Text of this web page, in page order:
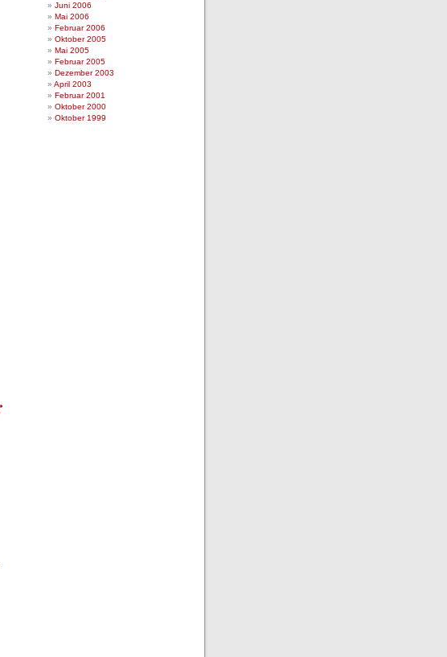
Juni 2006
Mai 2006
Februar 2006
Oktober 2005
Mai 2005
Februar 2005
Dezember 2003
April 2003
Februar 2001
Oktober 2000
Oktober 1999